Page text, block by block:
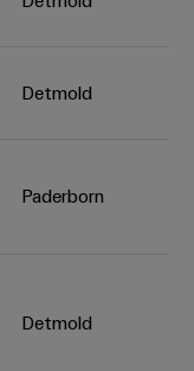
Detmold
Paderborn
Detmold